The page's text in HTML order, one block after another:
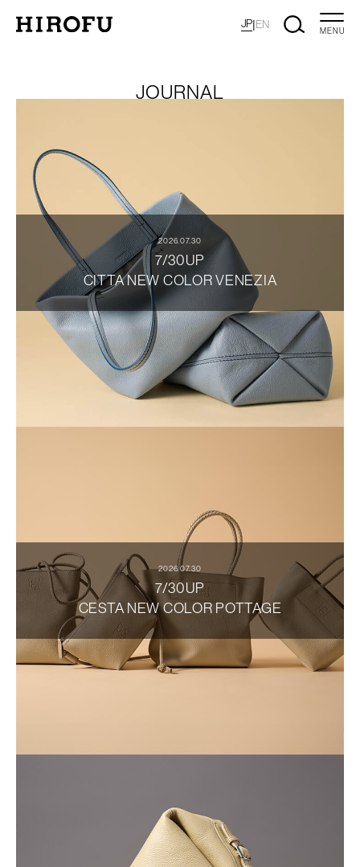
JP|EN
MENU
JOURNAL
2026.07.30
7/30UP
CITTA NEW COLOR VENEZIA
2026.07.30
7/30UP
CESTA NEW COLOR POTTAGE